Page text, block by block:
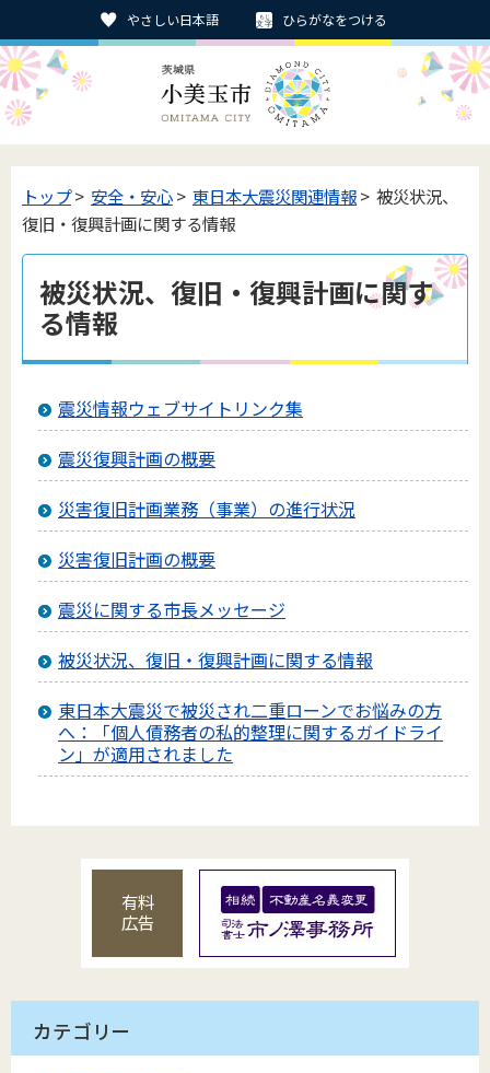
やさしい日本語 ひらがなをつける
トップ> 安全・安心> 東日本大震災関連情報> 被災状況、
復旧・復興計画に関する情報
被災状況、復旧・復興計画に関す
る情報
震災情報ウェブサイトリンク集
震災復興計画の概要
災害復旧計画業務（事業）の進行状況
災害復旧計画の概要
震災に関する市長メッセージ
被災状況、復旧・復興計画に関する情報
東日本大震災で被災され二重ローンでお悩みの方
へ：「個人債務者の私的整理に関するガイドライ
ン」が適用されました
有料
広告
カテゴリー